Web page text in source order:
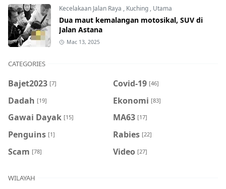
Kecelakaan Jalan Raya , Kuching , Utama
Dua maut kemalangan motosikal, SUV di
Jalan Astana
Mac 13, 2025
CATEGORIES
Bajet2023 [7] Covid-19 [46]
Dadah [19] Ekonomi [83]
Gawai Dayak [15] MA63 [17]
Penguins [1] Rabies [22]
Scam [78] Video [27]
WILAYAH